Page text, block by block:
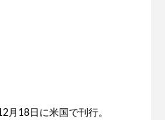
月18日に米国で刊行。